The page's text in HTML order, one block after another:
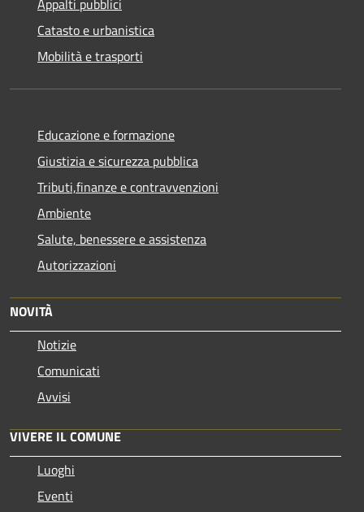
Appalti pubblici
Catasto e urbanistica
Mobilità e trasporti
Educazione e formazione
Giustizia e sicurezza pubblica
Tributi,finanze e contravvenzioni
Ambiente
Salute, benessere e assistenza
Autorizzazioni
NOVITÀ
Notizie
Comunicati
Avvisi
VIVERE IL COMUNE
Luoghi
Eventi